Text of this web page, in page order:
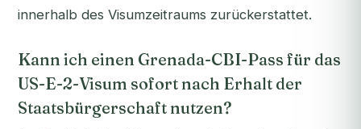
innerhalb des Visumzeitraums zurückerstattet.
Kann ich einen Grenada-CBI-Pass für das
US-E-2-Visum sofort nach Erhalt der
Staatsbürgerschaft nutzen?